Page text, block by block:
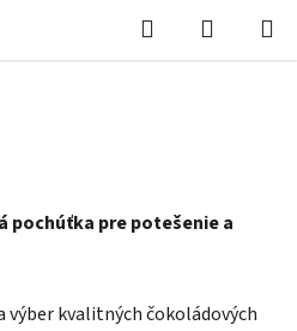
Hľadať
KOŠÍK
pochúťka pre potešenie a
výber kvalitných čokoládových